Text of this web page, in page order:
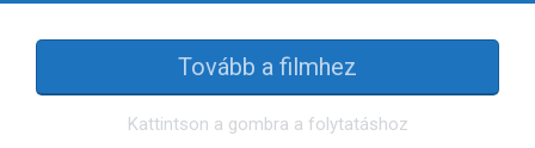
Tovább a filmhez
Kattintson a gombra a folytatáshoz